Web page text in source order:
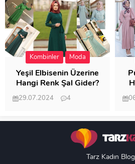
Kombinler Moda
Yeşil Elbisenin Üzerine
Hangi Renk Şal Gider?
29.07.2024
4
Tarz Kadın